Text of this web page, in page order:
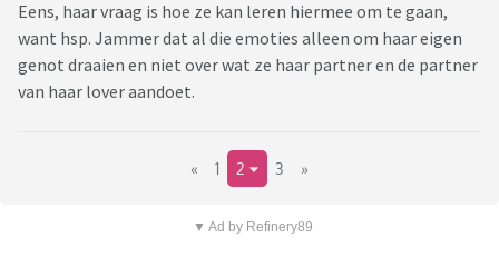
Eens, haar vraag is hoe ze kan leren hiermee om te gaan,
want hsp. Jammer dat al die emoties alleen om haar eigen
genot draaien en niet over wat ze haar partner en de partner
van haar lover aandoet.
« 1 2 3 »
▼ Ad by Refinery89